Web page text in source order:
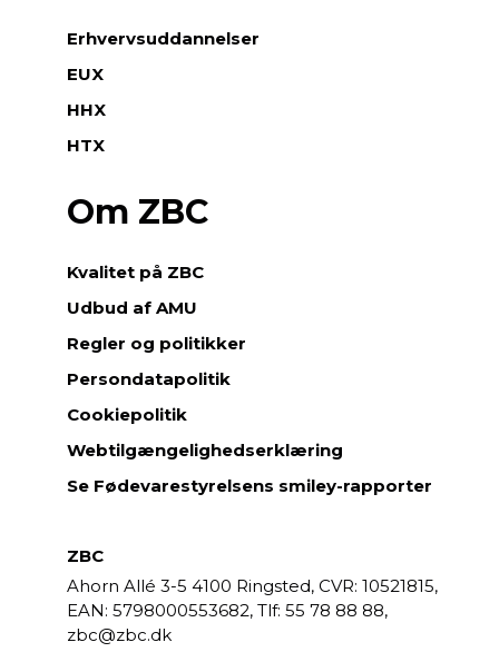
Erhvervsuddannelser
EUX
HHX
HTX
Om ZBC
Kvalitet på ZBC
Udbud af AMU
Regler og politikker
Persondatapolitik
Cookiepolitik
Webtilgængelighedserklæring
Se Fødevarestyrelsens smiley-rapporter
ZBC
Ahorn Allé 3-5 4100 Ringsted, CVR: 10521815,
EAN: 5798000553682,
55 78 88 88,
zbc@zbc.dk